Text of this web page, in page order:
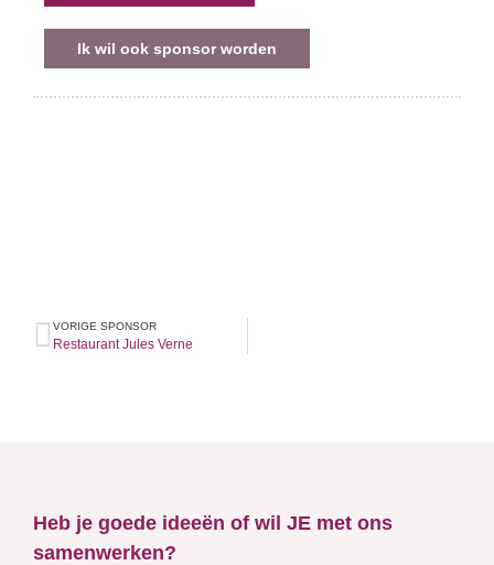
Ik wil ook sponsor worden
VORIGE SPONSOR
Restaurant Jules Verne
Heb je goede ideeën of wil JE met ons
samenwerken?